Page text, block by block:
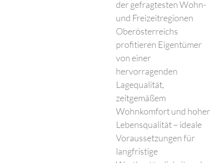
der gefragtesten Wohn-
und Freizeitregionen
Oberösterreichs
profitieren Eigentümer
von einer
hervorragenden
Lagequalität,
zeitgemäßem
Wohnkomfort und hoher
Lebensqualität – ideale
Voraussetzungen für
langfristige